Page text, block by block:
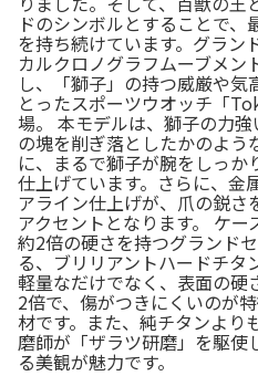
ドのシンボルとすることで
を持ち続けています。グラン
カルクロノグラフムーブメ
し、「獅子」の持つ威厳や
とったスポーツウオッチ「
場。 本モデルは、獅子の力
の塊を削ぎ落としたかのよう
に、まるで獅子が腕をしっか
仕上げています。さらに、金
アライン仕上げが、爪の鋭さ
アクセントとなります。 ケ
約2倍の硬さを持つグランド
る、ブリリアントハードチタ
軽量なだけでなく、表面の硬
2倍で、傷がつきにくいのが
材です。また、純チタンより
磨師が「ザラツ研磨」を駆
る美観が魅力です。